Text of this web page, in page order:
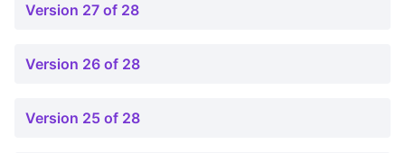
Version 27 of 28
Version 26 of 28
Version 25 of 28